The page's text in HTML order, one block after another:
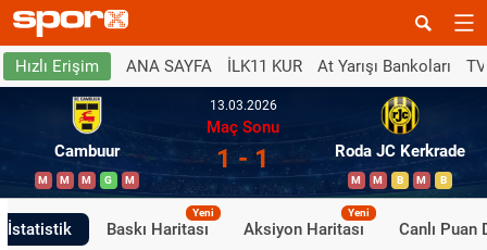
Hızlı Erişim ANA SAYFA İLK11 KUR At Yarışı Bankoları
Cambuur
M M M G M
13.03.2026
Maç Sonu
1 - 1 Roda JC Kerkrade
M M B M B
İstatistik Baskı Haritası
Yeni
Aksiyon Haritası
Yeni
Canlı Puan